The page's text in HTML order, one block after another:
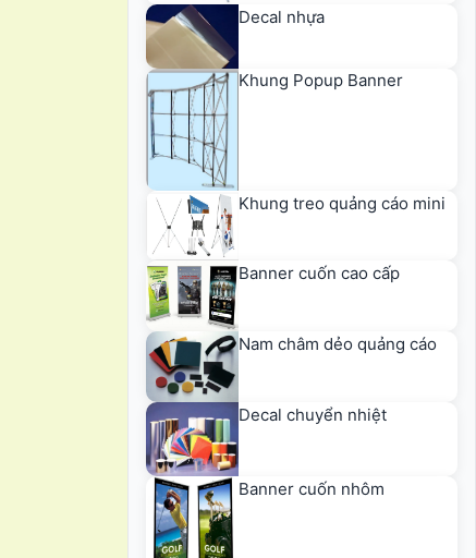
Decal nhựa
Khung Popup Banner
Khung treo quảng cáo mini
Banner cuốn cao cấp
Nam châm dẻo quảng cáo
Decal chuyển nhiệt
Banner cuốn nhôm